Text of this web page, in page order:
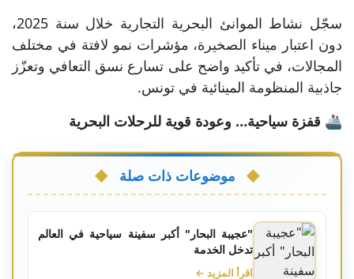
سجّل نشاط الموانئ البحرية التجارية خلال سنة 2025،
دون اعتبار ميناء الصخيرة، مؤشرات نمو لافتة في مختلف
المجالات، في تأكيد واضح على تسارع نسق التعافي وتعزّز
جاذبية المنظومة المينائية في تونس.
🚢 قفزة سياحية… وعودة قوية للرحلات البحرية
موضوعات ذات صلة
"عجيبة البحار" أكبر سفينة سياحية في العالم
تدخل الخدمة
اقرأ المزيد ←